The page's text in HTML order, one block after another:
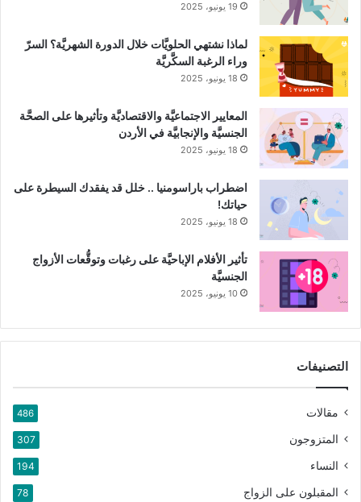
19 يونيو، 2025
لماذا نشتهي الحلويَّات خلال الدورة الشهريَّة؟ السرّ
وراء الرغبة السكَّريَّة
18 يونيو، 2025
المعايير الاجتماعيَّة والاقتصاديَّة وتأثيرها على الصحَّة
الجنسيَّة والإنجابيَّة في الأردن
18 يونيو، 2025
اضطراب باراسومنيا .. خلل قد يفقدك السيطرة على
حياتك!
18 يونيو، 2025
تأثير الأفلام الإباحيَّة على رغبات وتوقُّعات الأزواج
الجنسيَّة
10 يونيو، 2025
التصنيفات
مقالات 486
المتزوجون 307
النساء 194
المقبلون على الزواج 78